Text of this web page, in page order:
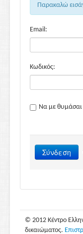
Παρακαλώ
Email:
Κωδικός:
Να με θυμάσαι
Σύνδεση
© 2012 Κέντρο
δικαιώματος.